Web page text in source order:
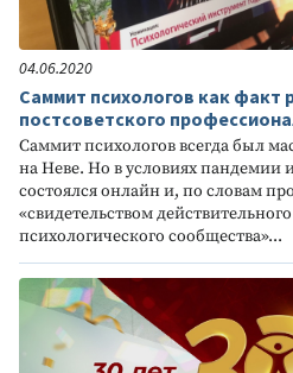
04.06.2020
Саммит психологов как факт
постсоветского
Саммит психологов всегда был
на Неве. Но в условиях
состоялся онлайн и, по словам
«свидетельством
психологического сообщества»...